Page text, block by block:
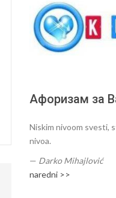
Афоризам за
Niskim nivoom svesti,
nivoa.
— Darko Mihajlović
naredni >>